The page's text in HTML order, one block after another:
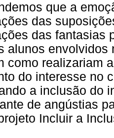
que a
das
das fantasias
alunos
como realizariam
do interesse no
a inclusão do
de angústias
Incluir a